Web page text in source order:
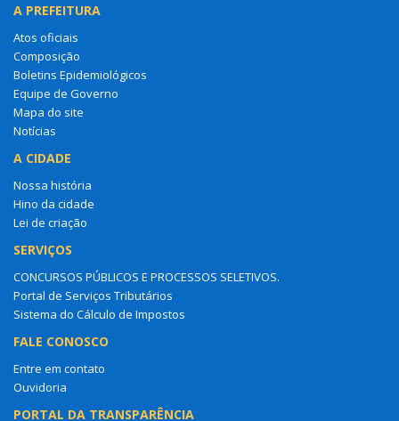
A PREFEITURA
Atos oficiais
Composição
Boletins Epidemiológicos
Equipe de Governo
Mapa do site
Notícias
A CIDADE
Nossa história
Hino da cidade
Lei de criação
SERVIÇOS
CONCURSOS PÚBLICOS E PROCESSOS SELETIVOS.
Portal de Serviços Tributários
Sistema do Cálculo de Impostos
FALE CONOSCO
Entre em contato
Ouvidoria
PORTAL DA TRANSPARÊNCIA